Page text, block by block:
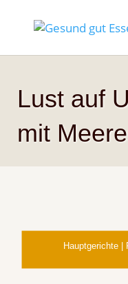
Lust auf
mit
Hauptgerichte|